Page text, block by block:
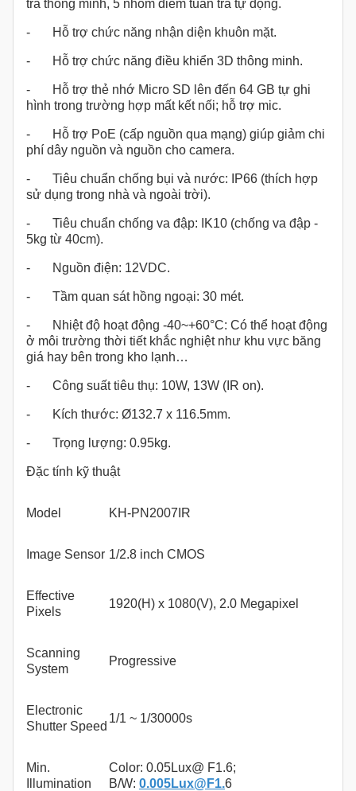
tra thông minh, 5 nhóm điểm tuần tra tự động.
- Hỗ trợ chức năng nhận diện khuôn mặt.
- Hỗ trợ chức năng điều khiển 3D thông minh.
- Hỗ trợ thẻ nhớ Micro SD lên đến 64 GB tự ghi
hình trong trường hợp mất kết nối; hỗ trợ mic.
- Hỗ trợ PoE (cấp nguồn qua mạng) giúp giảm chi
phí dây nguồn và nguồn cho camera.
- Tiêu chuẩn chống bụi và nước: IP66 (thích hợp
sử dụng trong nhà và ngoài trời).
- Tiêu chuẩn chống va đập: IK10 (chống va đập -
5kg từ 40cm).
- Nguồn điện: 12VDC.
- Tầm quan sát hồng ngoại: 30 mét.
- Nhiệt độ hoạt động -40~+60°C: Có thể hoạt động
ở môi trường thời tiết khắc nghiệt như khu vực băng
giá hay bên trong kho lạnh…
- Công suất tiêu thụ: 10W, 13W (IR on).
- Kích thước: Ø132.7 x 116.5mm.
- Trọng lượng: 0.95kg.
Đặc tính kỹ thuật
Model KH-PN2007IR
Image Sensor 1/2.8 inch CMOS
Eff­ective
Pixels
1920(H) x 1080(V), 2.0 Megapixel
Scanning
System
Progressive
Electronic
Shutter Speed
1/1 ~ 1/30000s
Min.
Illumination
Color: 0.05Lux@ F1.6;
B/W: 0.005Lux@F1.6